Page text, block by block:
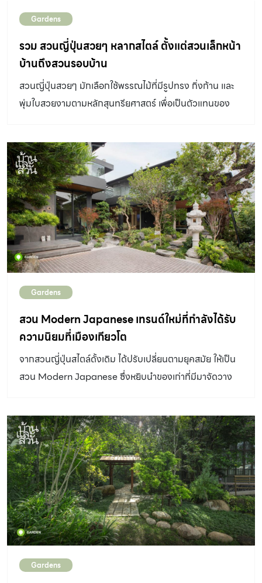
สวน และรองรับปริมาณน้ำในฤดูน้ำหลากได้เพียงพอ ผืนดิน
รกร้างริมเชิงเขาเต็มไปด้วยต้นไม้ใหญ่เหมือนเป็นป่าขนาดย่อม
ผืนดินเป็นสโลปลาดไปถึงลำตะคองที่อยู่อีกฝั่งห่างไปกว่าร้อย
เมตร วันนี้พื้นที่ถูกปรับใหม่ให้เป็นบ้านพักในชนบทแถบเกียว
โตที่เงียบสงบ ท่ามกลางบรรยากาศสวนป่าธรรมชาติเหมือนที่
อยู่ในประเทศญี่ปุ่น ที่นี่คือสวน 4 ฤดูที่ “ชิ-กิ เขาใหญ่” (Chi-
ค่อนข้างแน่น ทั้งสัก กัลปพฤกษ์ ชงโค ประดู่ มะม่วง ลิ้นจี่
มะขาม และยังมีหินก้อนใหญ่ ๆ ฝังอยู่ใต้ดินจำนวนมาก
ลักษณะพื้นที่เป็นสโลปลาดชันตั้งแต่เชิงเขาลงไปถึงลำตะคอง
ที่อยู่ด้านล่างอีกฝั่ง มีความต่างระดับถึง 15 […]
Gardens
รวม สวนญี่ปุ่นสวยๆ หลากสไตล์ ตั้งแต่สวนเล็กหน้า
บ้านถึงสวนรอบบ้าน
สวนญี่ปุ่นสวยๆ มักเลือกใช้พรรณไม้ที่มีรูปทรง กิ่งก้าน และ
พุ่มใบสวยงามตามหลักสุนทรียศาสตร์ เพื่อเป็นตัวแทนของ
ต่อชาวญี่ปุ่น เช่น ดอกบัว ที่สื่อแทนสัญลักษณ์ทางพุทธ
ศาสนา หรือต้นสนที่หมายถึงการมีอายุยืนนาน รวมถึงใช้เป็น
สัญลักษณ์ของการเปลี่ยนแปลงตามธรรมชาติ เช่น สีของ
ใบไม้ที่เปลี่ยน หรือดอกไม้ที่ออกตามฤดูกาล ซึ่งหากอยากให้
อารมณ์ของสวนเป็นสไตล์ญี่ปุ่นอาจต้องเลือกใช้พรรณไม้ของ
บ้านเราที่ให้ความรู้สึกใกล้เคียง เช่น ชบาเมเปิ้ล แทนเมเปิ้ล และ
อาจจัดวางกระถางบอนไซตกแต่งในบางจุดตามความเหมาะ
สม สวนญี่ปุ่นสวยๆ ในเรื่องการดูแลนั้นค่อนข้างง่าย เพราะไม่
ลักษณะเป็นพุ่มกลมๆ และตัดเล็มไม้ไผ่บ้างเมื่อกิ่งก้านสูงขึ้น
นอกจากนี้การปลูกไผ่มักจะต้องคอยหมั่นเก็บกวาดใบอยู่เสมอ
จึงอาจเลือกปลูกในมุมเล็กๆ หรือเลือกใช้พรรณไม้ที่มีลักษณะ
ใบใกล้เคียงแทน เพื่อลดความถี่ในการเก็บกวาดลง พรรณไม้
แนะนำสำหรับการจัด สวนญี่ปุ่นสวยๆ รวมภาพ สวนญี่ปุ่น
สวยๆ หลากหลายสไตล์ หนังสือ “กว่าจะเป็นสวนญี่ปุ่น” เล่มนี้
ประวัติศาสตร์สวน หลักคิดของคนญี่ปุ่นและรูปแบบสวนแต่ละ
ยุคสมัย โดยเริ่มจาก ภาคแรก (บทที่1-10) นำเสนอความหมาย
และความเป็นมาของสวนญี่ปุ่น ภาคสอง (บทที่11-20) นำ
เสนอปรัชญาการลงมือจัดและดูแลสวนญี่ปุ่นตามแบบฉบับ
ของคนญี่ปุ่น ทั้งการวางหิน ปลูกต้นไม้ จัดวางองค์ประกอบ
ต่างๆ และภาคสาม (บทที่21-25) ให้เห็นถึงโครงสร้างสวนและ
ภาพของสวนญี่ปุ่นนับจากนี้ โดยผู้เขียน คุณภูริวัจน์ วรากิติ
ยาวิโรจกุล ผู้เชี่ยวชาญการจัดสวนญี่ปุ่นที่หลงใหลในปรัชญา
วาบิซาบิ จะค่อยๆพาผู้อ่านเดินทางผ่านทุกแนวคิดที่ก่อให้เกิด
Gardens
สวน Modern Japanese เทรนด์ใหม่ที่กำลังได้รับ
ความนิยมที่เมืองเกียวโต
จากสวนญี่ปุ่นสไตล์ดั้งเดิม ได้ปรับเปลี่ยนตามยุคสมัย ให้เป็น
สวน Modern Japanese ซึ่งหยิบนำของเก่าที่มีมาจัดวาง
Gardens